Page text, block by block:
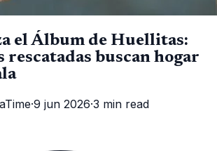
el Álbum de Huellitas:
rescatadas buscan hogar
·9 jun 2026·3 min read